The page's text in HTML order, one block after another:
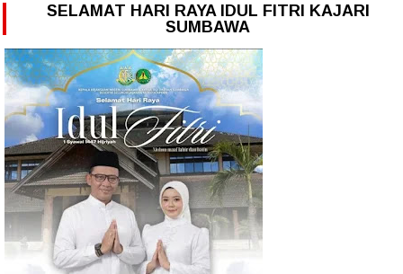
SELAMAT HARI RAYA IDUL FITRI KAJARI
SUMBAWA